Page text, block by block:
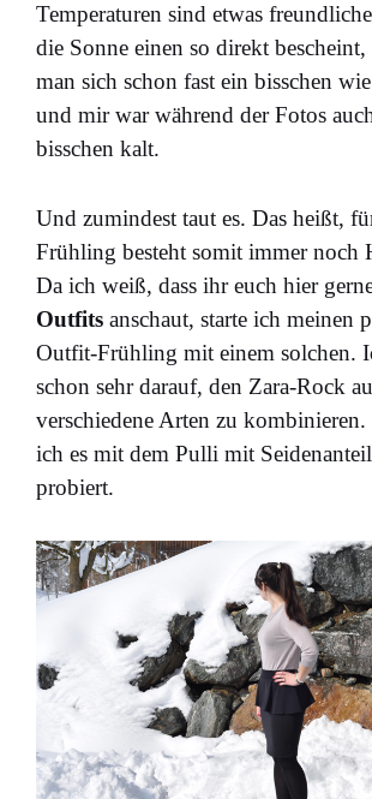
Temperaturen sind etwas
die Sonne einen so direkt
man sich schon fast ein bisschen
und mir war während der Fotos
bisschen kalt.
Und zumindest taut es. Das heißt,
Frühling besteht somit immer noch
Da ich weiß, dass ihr euch hier
Outfits anschaut, starte ich meinen
Outfit-Frühling mit einem solchen.
schon sehr darauf, den Zara-Rock
verschiedene Arten zu kombinieren.
ich es mit dem Pulli mit
probiert.